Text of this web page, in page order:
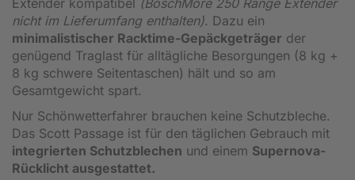
Extender kompatibel (BoschMore 250 Range Extender
nicht im Lieferumfang enthalten). Dazu ein
minimalistischer Racktime-Gepäckgeträger der
genügend Traglast für alltägliche Besorgungen (8 kg +
8 kg schwere Seitentaschen) hält und so am
Gesamtgewicht spart.
Nur Schönwetterfahrer brauchen keine Schutzbleche.
Das Scott Passage ist für den täglichen Gebrauch mit
integrierten Schutzblechen und einem Supernova-
Rücklicht ausgestattet.